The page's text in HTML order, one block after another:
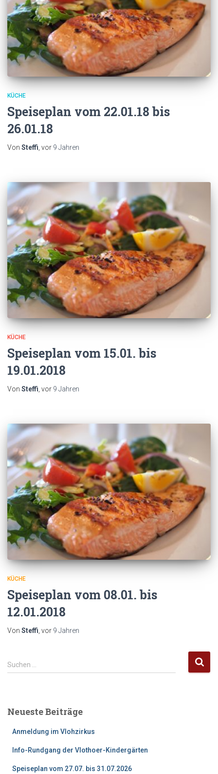
KÜCHE
Speiseplan vom 22.01.18 bis
26.01.18
Von Steffi, vor 9 Jahren
KÜCHE
Speiseplan vom 15.01. bis
19.01.2018
Von Steffi , vor 9 Jahren
KÜCHE
Speiseplan vom 08.01. bis
12.01.2018
Von Steffi , vor 9 Jahren
S
u
n
Suchen …
Neueste Beiträge
Anmeldung im Vlohzirkus
Info-Rundgang der Vlothoer-Kindergärten
Speiseplan vom 27.07. bis 31.07.2026